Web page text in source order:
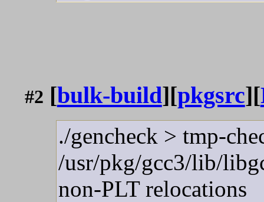
#2 [bulk-build][pkgsrc][
./gencheck > tmp-
/usr/pkg/gcc3/lib/
non-PLT relocations